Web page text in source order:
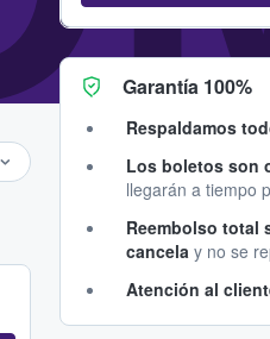
Garantía 100%
Respaldamos
Los boletos son
llegarán a tiempo
Reembolso total
cancela y no se
Atención al